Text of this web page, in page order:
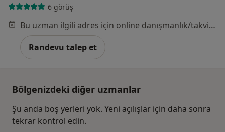
6 görüş
Bu uzman ilgili adres için online danışmanlık/takvim sunmuyor.
Randevu talep et
Bölgenizdeki diğer uzmanlar
Şu anda boş yerleri yok. Yeni açılışlar için daha sonra
tekrar kontrol edin.